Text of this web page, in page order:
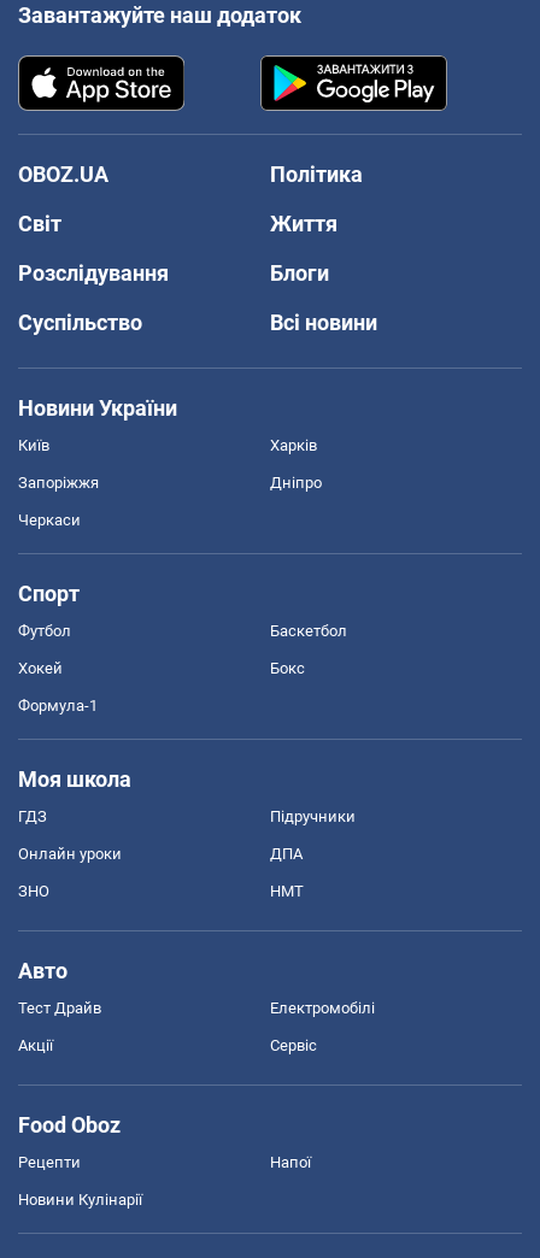
Завантажуйте наш додаток
OBOZ.UA
Політика
Світ
Життя
Розслідування
Блоги
Суспільство
Всі новини
Новини України
Київ Харків
Запоріжжя Дніпро
Черкаси
Спорт
Футбол Баскетбол
Хокей Бокс
Формула-1
Моя школа
ГДЗ Підручники
Онлайн уроки ДПА
ЗНО НМТ
Авто
Тест Драйв Електромобілі
Акції Сервіс
Food Oboz
Рецепти Напої
Новини Кулінарії